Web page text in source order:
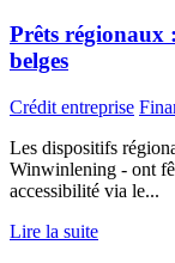
Prêts régionaux
belges
Crédit entreprise
Les dispositifs
Winwinlening - ont
accessibilité via le...
Lire la suite